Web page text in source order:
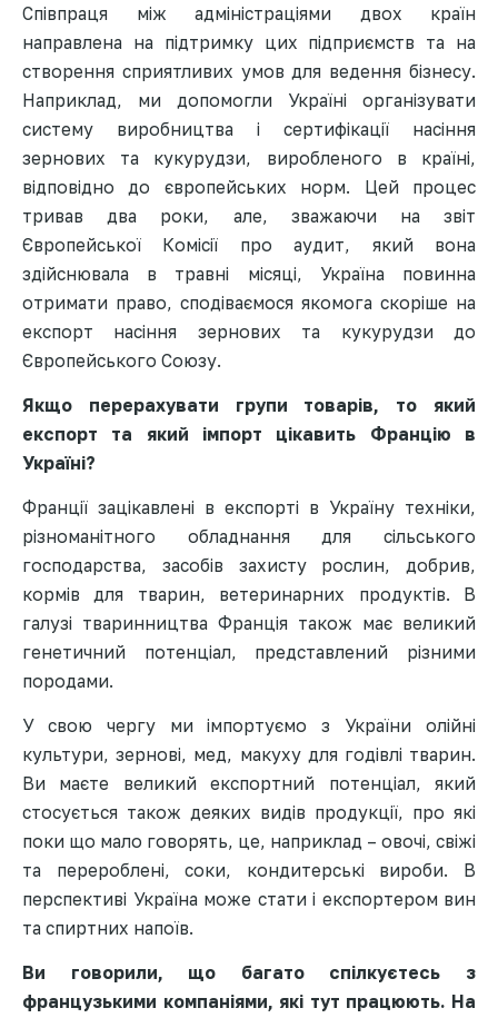
Співпраця між адміністраціями двох країн
направлена на підтримку цих підприємств та на
створення сприятливих умов для ведення бізнесу.
Наприклад, ми допомогли Україні організувати
систему виробництва і сертифікації насіння
зернових та кукурудзи, виробленого в країні,
відповідно до європейських норм. Цей процес
тривав два роки, але, зважаючи на звіт
Європейської Комісії про аудит, який вона
здійснювала в травні місяці, Україна повинна
отримати право, сподіваємося якомога скоріше на
експорт насіння зернових та кукурудзи до
Європейського Союзу.
Якщо перерахувати групи товарів, то який
експорт та який імпорт цікавить Францію в
Україні?
Франції зацікавлені в експорті в Україну техніки,
різноманітного обладнання для сільського
господарства, засобів захисту рослин, добрив,
кормів для тварин, ветеринарних продуктів. В
галузі тваринництва Франція також має великий
генетичний потенціал, представлений різними
породами.
У свою чергу ми імпортуємо з України олійні
культури, зернові, мед, макуху для годівлі тварин.
Ви маєте великий експортний потенціал, який
стосується також деяких видів продукції, про які
поки що мало говорять, це, наприклад – овочі, свіжі
та перероблені, соки, кондитерські вироби. В
перспективі Україна може стати і експортером вин
та спиртних напоїв.
Ви говорили, що багато спілкуєтесь з
французькими компаніями, які тут працюють. На